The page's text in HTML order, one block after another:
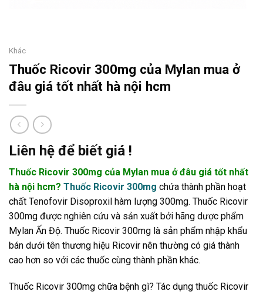
Khác
Thuốc Ricovir 300mg của Mylan mua ở
đâu giá tốt nhất hà nội hcm
Liên hệ để biết giá !
Thuốc Ricovir 300mg của Mylan mua ở đâu giá tốt nhất
hà nội hcm? Thuốc Ricovir 300mg chứa thành phần hoạt
chất Tenofovir Disoproxil hàm lượng 300mg. Thuốc Ricovir
300mg được nghiên cứu và sản xuất bởi hãng dược phẩm
Mylan Ấn Độ. Thuốc Ricovir 300mg là sản phẩm nhập khẩu
bán dưới tên thương hiệu Ricovir nên thường có giá thành
cao hơn so với các thuốc cùng thành phần khác.
Thuốc Ricovir 300mg chữa bệnh gì? Tác dụng thuốc Ricovir